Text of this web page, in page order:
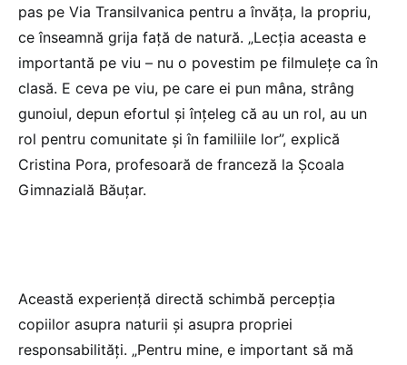
pas pe Via Transilvanica pentru a învăța, la propriu,
ce înseamnă grija față de natură. „Lecția aceasta e
importantă pe viu – nu o povestim pe filmulețe ca în
clasă. E ceva pe viu, pe care ei pun mâna, strâng
gunoiul, depun efortul și înțeleg că au un rol, au un
rol pentru comunitate și în familiile lor”, explică
Cristina Pora, profesoară de franceză la Școala
Gimnazială Băuțar.
Această experiență directă schimbă percepția
copiilor asupra naturii și asupra propriei
responsabilități. „Pentru mine, e important să mă